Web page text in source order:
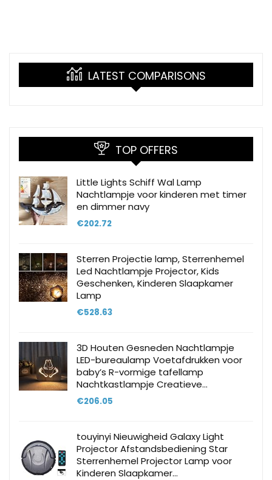
LATEST COMPARISONS
TOP OFFERS
Little Lights Schiff Wal Lamp
Nachtlampje voor kinderen met timer
en dimmer navy
€202.72
Sterren Projectie lamp, Sterrenhemel
Led Nachtlampje Projector, Kids
Geschenken, Kinderen Slaapkamer
Lamp
€528.63
3D Houten Gesneden Nachtlampje
LED-bureaulamp Voetafdrukken voor
baby’s R-vormige tafellamp
Nachtkastlampje Creatieve…
€206.05
touyinyi Nieuwigheid Galaxy Light
Projector Afstandsbediening Star
Sterrenhemel Projector Lamp voor
Kinderen Slaapkamer…